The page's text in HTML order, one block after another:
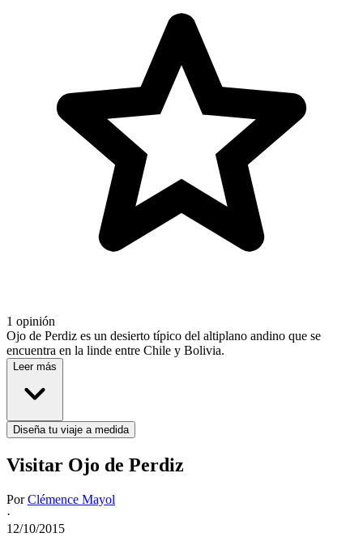
1 opinión
Ojo de Perdiz es un desierto típico del altiplano andino que se
encuentra en la linde entre Chile y Bolivia.
Leer más
Diseña tu viaje a medida
Visitar Ojo de Perdiz
PorClémence Mayol
·
12/10/2015